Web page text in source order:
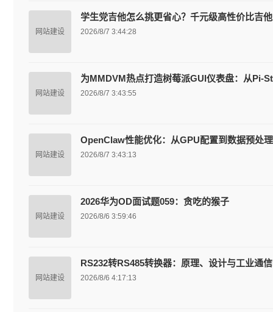
网站建设
学生党吉他怎么挑更省心？千元级高性价比吉
2026/8/7 3:44:28
网站建设
为MMDVM热点打造树莓派GUI仪表盘：从Pi-
2026/8/7 3:43:55
网站建设
OpenClaw性能优化：从GPU配置到数据预处
2026/8/7 3:43:13
网站建设
2026华为OD面试题059：贪吃的猴子
2026/8/6 3:59:46
网站建设
RS232转RS485转换器：原理、设计与工业通
2026/8/6 4:17:13